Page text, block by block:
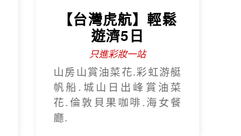
【台灣虎航】輕鬆
遊濟5日
只進彩妝一站
山房山賞油菜花.彩虹游艇
帆船.城山日出峰賞油菜
花.倫敦貝果咖啡.海女餐
廳.